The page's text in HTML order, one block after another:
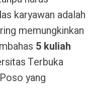
karyawan adalah
memungkinkan
5 kuliah
Terbuka
yang